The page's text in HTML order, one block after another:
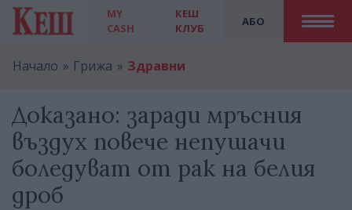
MY
CASH
АБО
КЕШ
КЛУБ
Начало Грижа Здравни
Доказано: заради мръсния
въздух повече непушачи
боледуват от рак на белия
дроб